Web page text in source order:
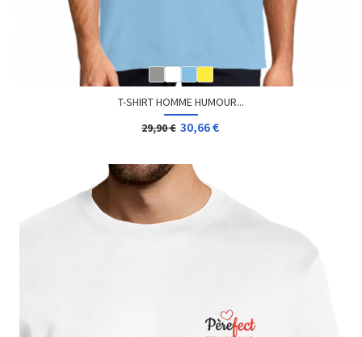
T-SHIRT HOMME HUMOUR...
29,90 € 30,66 €